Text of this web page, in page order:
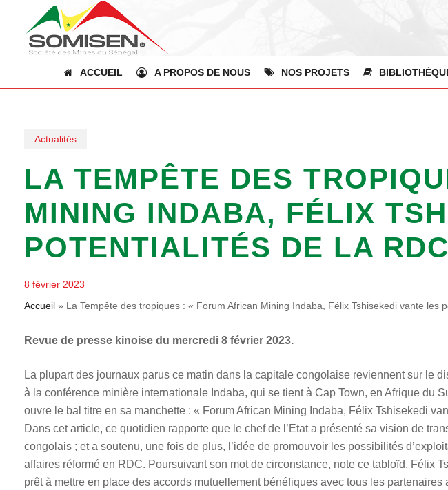
ACCUEIL A PROPOS DE NOUS NOS PROJETS
Actualités
LA TEMPÊTE DES
MINING INDABA, FÉLIX
POTENTIALITÉS DE LA
8 février 2023
Accueil » La Tempête des tropiques : « Forum African Mining Indaba, Félix Tshisekedi vante les
Revue de presse kinoise du mercredi 8 février 2023.
La plupart des journaux parus ce matin dans la capitale congolaise reviennent sur le
à la conférence minière internationale Indaba, qui se tient à Cap Town, en Afrique du
ouvre le bal titre en sa manchette : « Forum African Mining Indaba, Félix Tshisekedi
Dans cet article, ce quotidien rapporte que le chef de l’Etat a présenté sa vision de
congolais ; et a soutenu, une fois de plus, l’idée de promouvoir les possibilités
affaires réformé en RDC. Poursuivant son mot de circonstance, note ce tabloïd, Félix
prêt à mettre en place des accords mutuellement bénéfiques avec tous les